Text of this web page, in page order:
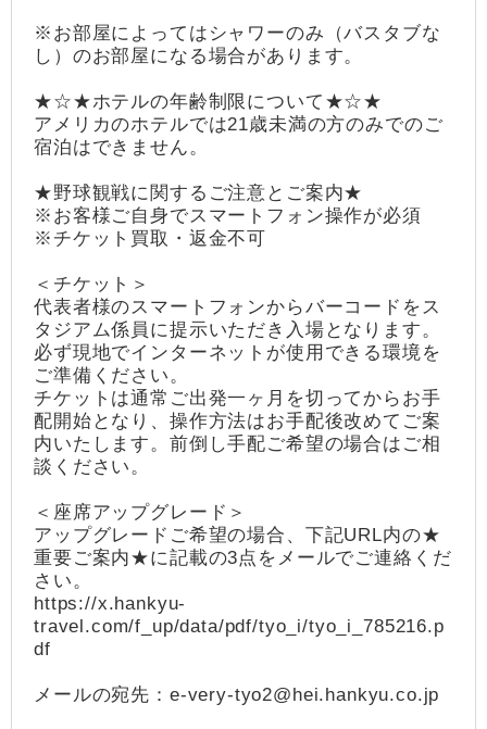
※お部屋によってはシャワーのみ（バスタブな
し）のお部屋になる場合があります。
★☆★ホテルの年齢制限について★☆★
アメリカのホテルでは21歳未満の方のみでのご
宿泊はできません。
★野球観戦に関するご注意とご案内★
※お客様ご自身でスマートフォン操作が必須
※チケット買取・返金不可
＜チケット＞
代表者様のスマートフォンからバーコードをス
タジアム係員に提示いただき入場となります。
必ず現地でインターネットが使用できる環境を
ご準備ください。
チケットは通常ご出発一ヶ月を切ってからお手
配開始となり、操作方法はお手配後改めてご案
内いたします。前倒し手配ご希望の場合はご相
談ください。
＜座席アップグレード＞
アップグレードご希望の場合、下記URL内の★
重要ご案内★に記載の3点をメールでご連絡くだ
さい。
https://x.hankyu-
travel.com/f_up/data/pdf/tyo_i/tyo_i_785216.p
df
メールの宛先：e-very-tyo2@hei.hankyu.co.jp